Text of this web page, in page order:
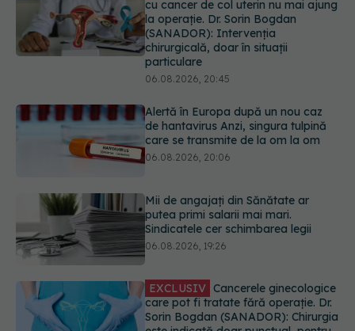
Alertă în Europa după un nou caz
de hantavirus Anzi, singura tulpină
care se transmite de la om la om
06.08.2026, 20:06
putea primi salarii mai mari.
Sindicatele cer schimbarea legii
06.08.2026, 19:26
care pot fi tratate fără operație. Dr.
Sorin Bogdan (SANADOR): Chirurgia
este indicată doar punctual, pentru
anumite categorii de paciente
Greșeala pe care milioane de femei
o fac când își cumpără sutien. Un
medic explică metoda corectă